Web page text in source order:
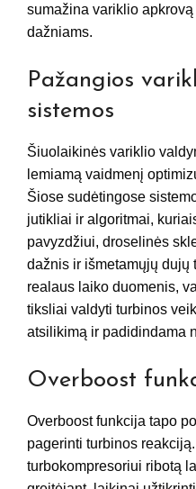
sumažina variklio
dažniams.
Pažangios
sistemos
Šiuolaikinės variklio
lemiamą vaidmenį
Šiose sudėtingose
jutikliai ir algoritmai,
pavyzdžiui, droselinės
dažnis ir išmetamųjų dujų
realaus laiko duomenis,
tiksliai valdyti turbinos
atsilikimą ir padidindama
Overboost
Overboost funkcija tapo
pagerinti turbinos
turbokompresoriui ribotą